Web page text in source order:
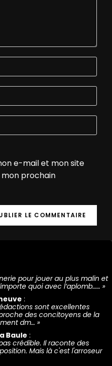
e-mail et mon site
prochain
pour jouer au plus malin et
quoi avec l’aplomb…… »
:
sont excellentes
des concitoyens de la
dm… »
Baule :
crédible. Il raconte des
Mais là c'est l'arroseur